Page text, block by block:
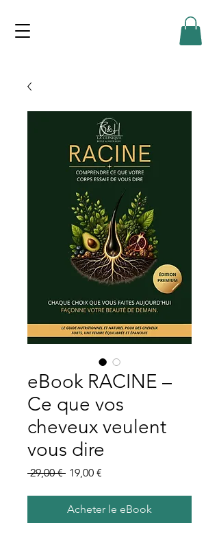
eBook RACINE –
Ce que vos
cheveux veulent
vous dire
29,00 € Prix
19,00 €
Acheter le eBook